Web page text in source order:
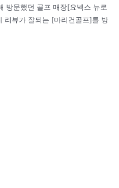
방문했던 골프 매장[요넥스 뉴로
리뷰가 잘되는 [마리건골프]를 방